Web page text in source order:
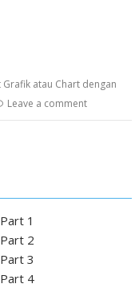
atau Chart dengan
Leave a comment
1
2
3
4